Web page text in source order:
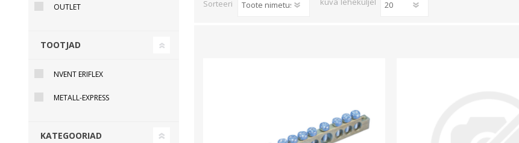
Elektromehaaniline relee
Toiteplokid AC/DC, DC/DC
Kontrollerid
Sagedusmuundurid
Sorteeri
OUTLET
TOOTJAD
NVENT ERIFLEX
METALL-EXPRESS
KATEGOORIAD